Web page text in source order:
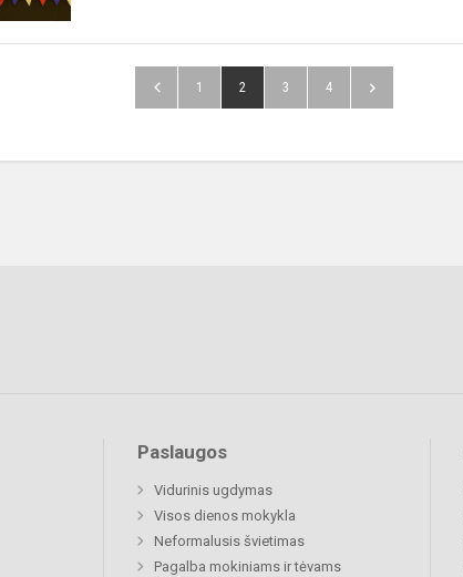
1 2 3 4
Paslaugos
Vidurinis ugdymas
Visos dienos mokykla
Neformalusis švietimas
Pagalba mokiniams ir tėvams